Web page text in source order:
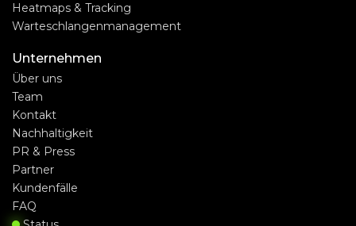
Heatmaps & Tracking
Warteschlangenmanagement
Unternehmen
Über uns
Team
Kontakt
Nachhaltigkeit
PR & Press
Partner
Kundenfälle
FAQ